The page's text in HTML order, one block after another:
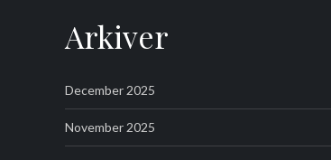
Arkiver
December 2025
November 2025